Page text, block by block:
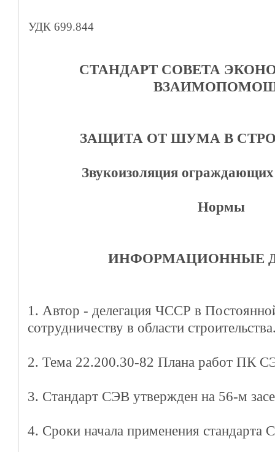
УДК 699.844
СТАНДАРТ СОВЕТА
ЗАЩИТА ОТ ШУМА В
Звукоизоляция
Нормы
ИНФОРМАЦИОННЫЕ
1. Автор - делегация ЧССР в
сотрудничеству в области
2. Тема 22.200.30-82 Плана работ ПК
3. Стандарт СЭВ утвержден на 56-м
4. Сроки начала применения стандарта